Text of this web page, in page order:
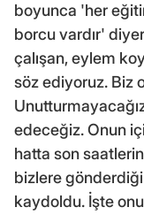
boyunca 'her
borcu vardır'
çalışan, eylem
söz ediyoruz. Biz
edeceğiz. Onun
hatta son
bizlere gönderdiği
kaydoldu. İşte